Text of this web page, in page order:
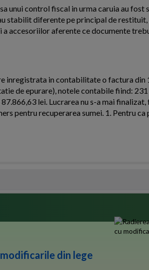
unui control fiscal in urma caruia au
stabilit diferente pe principal de restituit,
accesoriilor aferente ce documente
in contabilitate o factura din
de epurare), notele contabile fiind: 231
lei. Lucrarea nu s-a mai
pentru recuperarea sumei. 1. Pentru ca
modificarile din lege